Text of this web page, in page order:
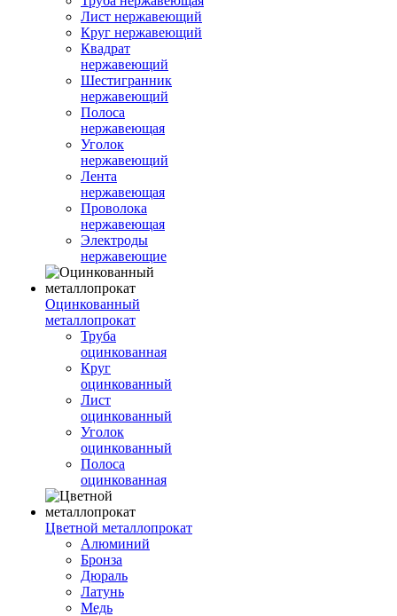
Лист нержавеющий
Круг нержавеющий
Квадрат
нержавеющий
Шестигранник
нержавеющий
Полоса
нержавеющая
Уголок
нержавеющий
Лента
нержавеющая
Проволока
нержавеющая
Электроды
нержавеющие
Оцинкованный
металлопрокат
Труба
оцинкованная
Круг
оцинкованный
Лист
оцинкованный
Уголок
оцинкованный
Полоса
оцинкованная
Цветной металлопрокат
Алюминий
Бронза
Дюраль
Латунь
Медь